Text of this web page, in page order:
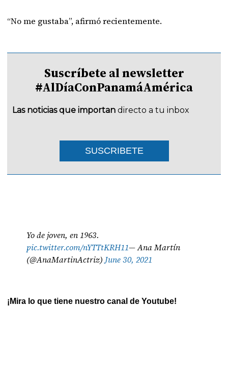
“No me gustaba”, afirmó recientemente.
Suscríbete al newsletter
#AlDíaConPanamáAmérica
Las noticias que importan directo a tu inbox
SUSCRIBETE
Yo de joven, en 1963.
pic.twitter.com/nYTTtKRH11— Ana Martín
(@AnaMartinActriz) June 30, 2021
¡Mira lo que tiene nuestro canal de Youtube!